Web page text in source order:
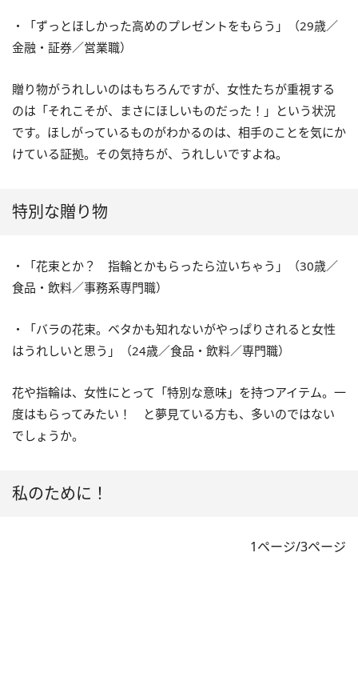
・「ずっとほしかった高めのプレゼントをもらう」（29歳／
金融・証券／営業職）
贈り物がうれしいのはもちろんですが、女性たちが重視する
のは「それこそが、まさにほしいものだった！」という状況
です。ほしがっているものがわかるのは、相手のことを気にか
けている証拠。その気持ちが、うれしいですよね。
特別な贈り物
・「花束とか？ 指輪とかもらったら泣いちゃう」（30歳／
食品・飲料／事務系専門職）
・「バラの花束。ベタかも知れないがやっぱりされると女性
はうれしいと思う」（24歳／食品・飲料／専門職）
花や指輪は、女性にとって「特別な意味」を持つアイテム。一
度はもらってみたい！ と夢見ている方も、多いのではない
でしょうか。
私のために！
1ページ/3ページ